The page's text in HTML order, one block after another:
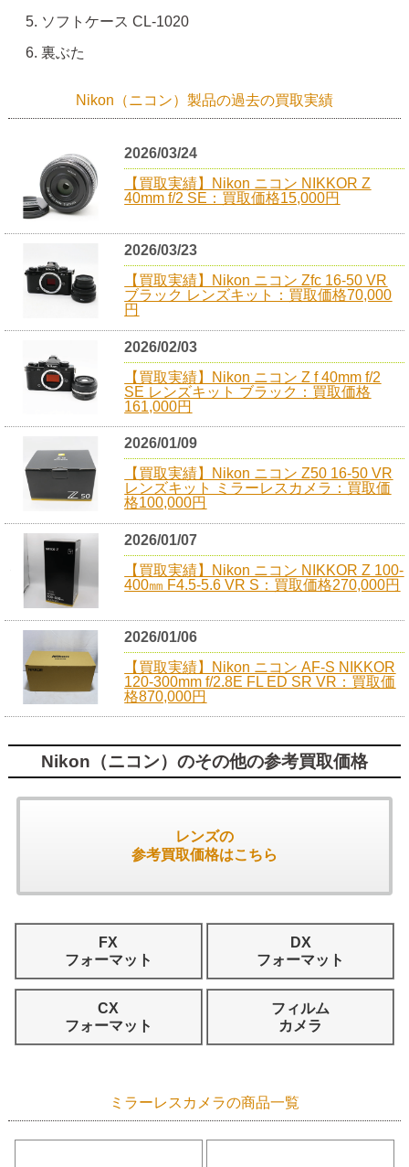
ソフトケース CL-1020
裏ぶた
Nikon（ニコン）製品の過去の買取実績
2026/03/24
【買取実績】Nikon ニコン NIKKOR Z
40mm f/2 SE：買取価格15,000円
2026/03/23
【買取実績】Nikon ニコン Zfc 16-50 VR
ブラック レンズキット：買取価格70,000
円
2026/02/03
【買取実績】Nikon ニコン Z f 40mm f/2
SE レンズキット ブラック：買取価格
161,000円
2026/01/09
【買取実績】Nikon ニコン Z50 16-50 VR
レンズキット ミラーレスカメラ：買取価
格100,000円
2026/01/07
【買取実績】Nikon ニコン NIKKOR Z 100-
400㎜ F4.5-5.6 VR S：買取価格270,000円
2026/01/06
【買取実績】Nikon ニコン AF-S NIKKOR
120-300mm f/2.8E FL ED SR VR：買取価
格870,000円
Nikon（ニコン）のその他の参考買取価格
レンズの
参考買取価格はこちら
FX
フォーマット
DX
フォーマット
CX
フォーマット
フィルム
カメラ
ミラーレスカメラの商品一覧